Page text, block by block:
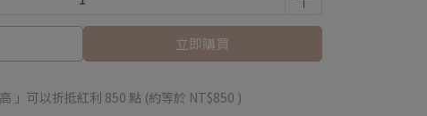
立即購買
」可以折抵紅利 850 點 (約等於 NT$850 )